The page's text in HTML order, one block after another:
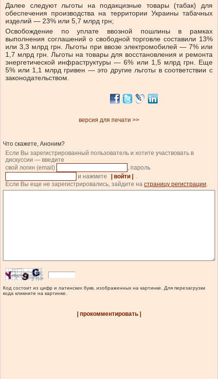
Далее следуют льготы на подакцизные товары (табак) для
обеспечения производства на территории Украины табачных
изделий — 23% или 5,7 млрд грн;
Освобождение по уплате ввозной пошлины в рамках
выполнения соглашений о свободной торговле составили 13%
или 3,3 млрд грн. Льготы при ввозе электромобилей — 7% или
1,7 млрд грн. Льготы на товары для восстановления и ремонта
энергетической инфраструктуры — 6% или 1,5 млрд грн. Еще
5% или 1,1 млрд гривен — это другие льготы в соответствии с
законодательством.
версия для печати >>
Что скажете, Аноним?
Если Вы зарегистрированный пользователь и хотите участвовать в
дискуссии — введите
свой логин (email)
, пароль
и нажмите
| войти |
.
Если Вы еще не зарегистрировались, зайдите на страницу регистрации.
Код состоит из цифр и латинских букв, изображенных на картинке. Для перезагрузки
кода кликните на картинке.
| прокомментировать |